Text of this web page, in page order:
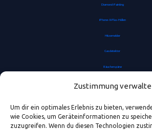
Zustimmung
Um dir ein optimales Erlebnis zu bieten,
wie Cookies, um Geräteinformationen zu
zuzugreifen. Wenn du diesen Technologien
Diamond-Painting
iPhone-8-Plus-Hüllen
Hitzemelder
Gasdetektor
Räucherspäne
Petrollampe